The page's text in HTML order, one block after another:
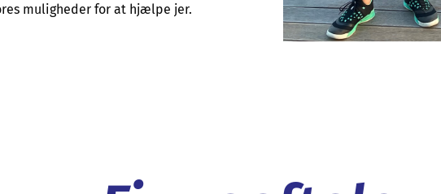
muligheder for at hjælpe jer.